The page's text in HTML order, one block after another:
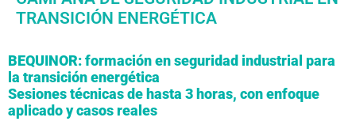
TRANSICIÓN ENERGÉTICA
BEQUINOR: formación en seguridad industrial para
la transición energética
Sesiones técnicas de hasta 3 horas, con enfoque
aplicado y casos reales